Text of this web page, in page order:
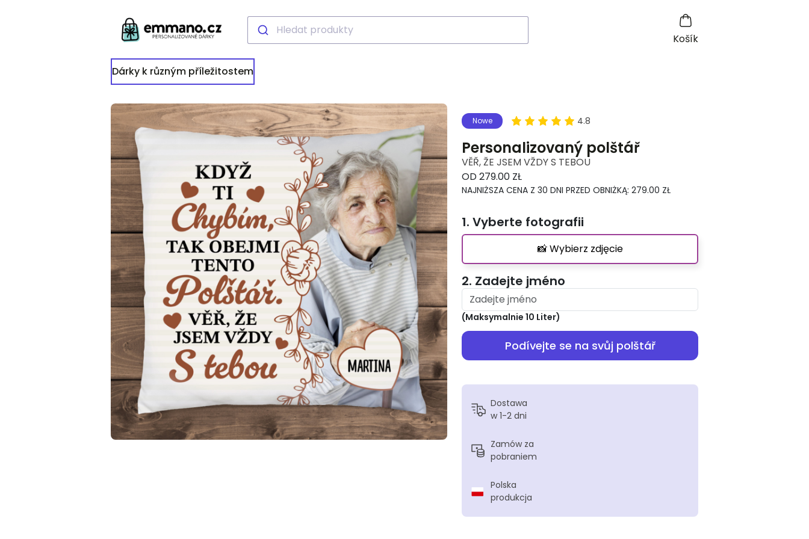
Košík
Dárky k různým příležitostem
Nowe 4.8
Personalizovaný polštář
VĚŘ, ŽE JSEM VŽDY S TEBOU
OD 279.00 ZŁ
NAJNIŻSZA CENA Z 30 DNI PRZED OBNIŻKĄ: 279.00 ZŁ
1. Vyberte fotografii
📸 Wybierz zdjęcie
2. Zadejte jméno
(Maksymalnie 10 Liter)
Podívejte se na svůj polštář
Dostawa
w 1-2 dni
Zamów za
pobraniem
Polska
produkcja